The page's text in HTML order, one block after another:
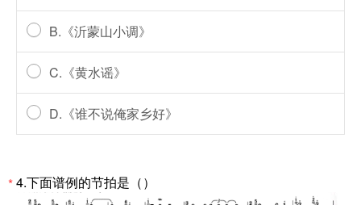
B.《沂蒙山小调》
C.《黄水谣》
D.《谁不说俺家乡好》
*4.下面谱例的节拍是（）